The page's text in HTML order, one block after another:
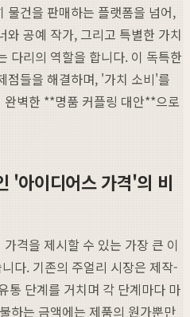
물건을 판매하는 플랫폼을 넘어,
와 공예 작가, 그리고 특별한 가치
다리의 역할을 합니다. 이 독특한
점들을 해결하며, '가치 소비'를
벽한 **명품 커플링 대안**으로
'아이디어스 가격'의 비
격을 제시할 수 있는 가장 큰 이
다. 기존의 주얼리 시장은 제작-
통 단계를 거치며 각 단계마다 마
하는 금액에는 제품의 원가뿐만